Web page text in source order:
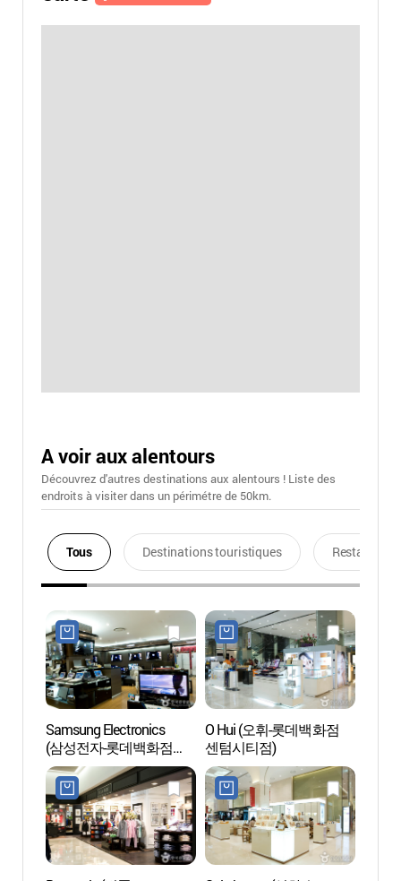
A voir aux alentours
Découvrez d'autres destinations aux alentours ! Liste des
endroits à visiter dans un périmétre de 50km.
Tous Destinations touristiques Restaurants
Samsung Electronics
(삼성전자-롯데백화점
센텀시티점)
O Hui (오휘-롯데백화점
센텀시티점)